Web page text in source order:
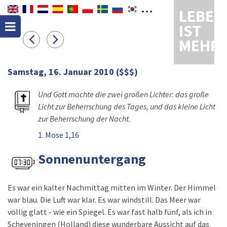
LEBEN
IST
MEHR
Samstag, 16. Januar 2010 ($$$)
Und Gott machte die zwei großen Lichter: das große
Licht zur Beherrschung des Tages, und das kleine Licht
zur Beherrschung der Nacht.
1. Mose 1,16
Sonnenuntergang
Es war ein kalter Nachmittag mitten im Winter. Der Himmel
war blau. Die Luft war klar. Es war windstill. Das Meer war
völlig glatt - wie ein Spiegel. Es war fast halb fünf, als ich in
Scheveningen (Holland) diese wunderbare Aussicht auf das